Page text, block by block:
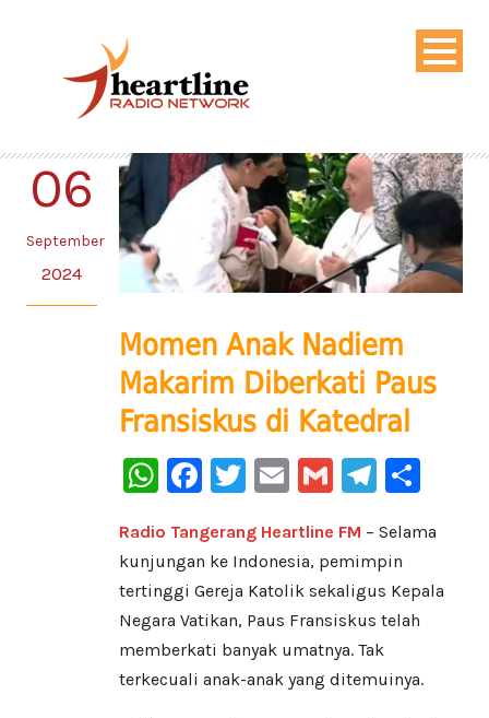
06
September
2024
Momen Anak Nadiem
Makarim Diberkati Paus
Fransiskus di Katedral
WhatsApp
Facebook
Twitter
EmailGmail
Radio Tangerang Heartline FM – Selama
kunjungan ke Indonesia, pemimpin
tertinggi Gereja Katolik sekaligus Kepala
Negara Vatikan, Paus Fransiskus telah
memberkati banyak umatnya. Tak
terkecuali anak-anak yang ditemuinya.